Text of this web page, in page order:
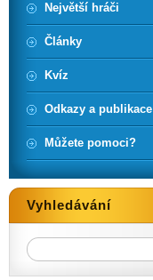
Největší hráči
Články
Kvíz
Odkazy a publikace
Můžete pomoci?
Vyhledávání